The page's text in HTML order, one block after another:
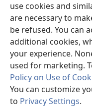
use cookies and
are necessary to
be refused. You can
additional cookies,
your experience.
used for marketing.
Policy on Use of
You can customize
to Privacy Settings.
window)Watchtower ONLINE
(opens
new
window)JW Hub ®
(opens
new
window)
Copyright© 2026 Watch
MGA KONDISYON HA